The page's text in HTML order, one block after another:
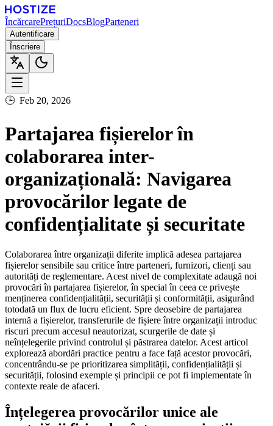
ÎncărcarePrețuriDocsBlogParteneri
Autentificare
Înscriere
🕒 Feb 20, 2026
Partajarea fișierelor în
colaborarea inter-
organizațională: Navigarea
provocărilor legate de
confidențialitate și securitate
Colaborarea între organizații diferite implică adesea partajarea
fișierelor sensibile sau critice între parteneri, furnizori, clienți sau
autorități de reglementare. Acest nivel de complexitate adaugă noi
provocări în partajarea fișierelor, în special în ceea ce privește
menținerea confidențialității, securității și conformității, asigurând
totodată un flux de lucru eficient. Spre deosebire de partajarea
internă a fișierelor, transferurile de fișiere între organizații introduc
riscuri precum accesul neautorizat, scurgerile de date și
neînțelegerile privind controlul și păstrarea datelor. Acest articol
explorează abordări practice pentru a face față acestor provocări,
concentrându-se pe prioritizarea simplității, confidențialității și
securității, folosind exemple și principii ce pot fi implementate în
contexte reale de afaceri.
Înțelegerea provocărilor unice ale